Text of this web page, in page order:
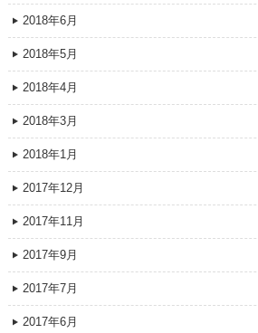
2018年6月
2018年5月
2018年4月
2018年3月
2018年1月
2017年12月
2017年11月
2017年9月
2017年7月
2017年6月